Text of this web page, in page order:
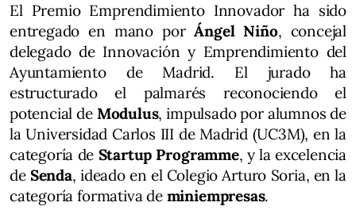
El Premio Emprendimiento Innovador ha sido
entregado en mano porÁngel Niño, concejal
delegado de Innovación y Emprendimiento del
Ayuntamiento de Madrid. El jurado ha
estructurado el palmarés reconociendo el
potencial de Modulus, impulsado por alumnos de
la Universidad Carlos III de Madrid (UC3M), en la
categoría de Startup Programme, y la excelencia
de Senda, ideado en el Colegio Arturo Soria, en la
categoría formativa de miniempresas.